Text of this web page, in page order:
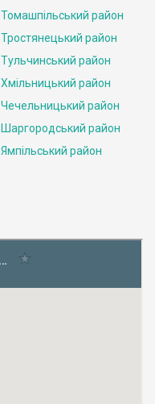
Томашпільський район
Тростянецький район
Тульчинський район
Хмільницький район
Чечельницький район
Шаргородський район
Ямпільський район